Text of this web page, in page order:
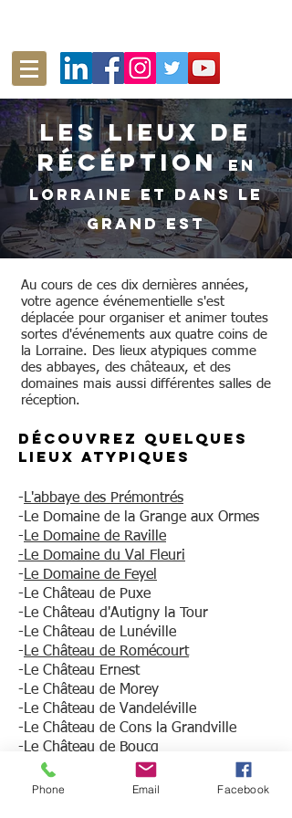
Les Lieux de
récéptionen
Lorraine et dans le
Grand Est
Au cours de ces dix dernières années,
votre agence événementielle s'est
déplacée pour organiser et animer toutes
sortes d'événements aux quatre coins de
la Lorraine. Des lieux atypiques comme
des abbayes, des châteaux, et des
domaines mais aussi différentes salles de
réception.
Découvrez quelques
lieux atypiques
-L'abbaye des Prémontrés
-Le Domaine de la Grange aux Ormes
-Le Domaine de Raville
-Le Domaine du Val Fleuri
-Le Domaine de Feyel
-Le Château de Puxe
-Le Château d'Autigny la Tour
-Le Château de Lunéville
-Le Château de Romécourt
-Le Château Ernest
-Le Château de Morey
-Le Château de Vandeléville
-Le Château de Cons la Grandville
-Le Château de Boucq
-Le Château de Thillombois
-La ferme Sainte Geneviève
Phone Email Facebook